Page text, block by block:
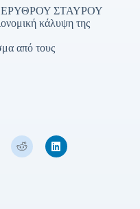
ΕΡΥΘΡΟΥ ΣΤΑΥΡΟΥ
κάλυψη της
από τους